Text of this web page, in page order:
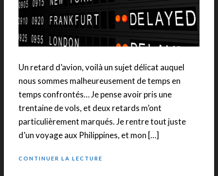
Un retard d’avion, voilà un sujet délicat auquel
nous sommes malheureusement de temps en
temps confrontés… Je pense avoir pris une
trentaine de vols, et deux retards m’ont
particulièrement marqués. Je rentre tout juste
d’un voyage aux Philippines, et mon […]
CONTINUER LA LECTURE